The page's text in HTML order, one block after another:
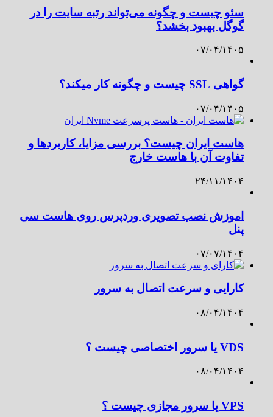
سئو چیست و چگونه می‌تواند رتبه سایت را در
گوگل بهبود بخشد؟
۰۷/۰۴/۱۴۰۵
گواهی SSL چیست و چگونه کار میکند؟
۰۷/۰۴/۱۴۰۵
هاست ایران چیست؟ بررسی مزایا، کاربردها و
تفاوت آن با هاست خارج
۲۴/۱۱/۱۴۰۴
اموزش نصب تصویری وردپرس روی هاست سی
۰۷/۰۷/۱۴۰۴
کارایی و سرعت اتصال به سرور
۰۸/۰۴/۱۴۰۴
۰۸/۰۴/۱۴۰۴